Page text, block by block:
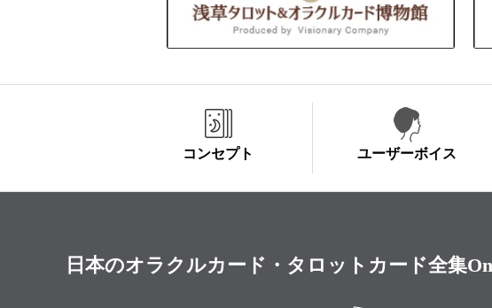
コンセプト ユーザーボイス
日本のオラクルカード・タロットカード全集